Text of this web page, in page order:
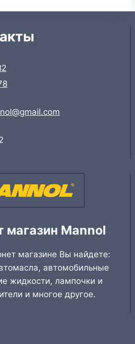
магазин Mannol
магазине Вы найдете:
автомобильные
жидкости, лампочки и
и многое другое.